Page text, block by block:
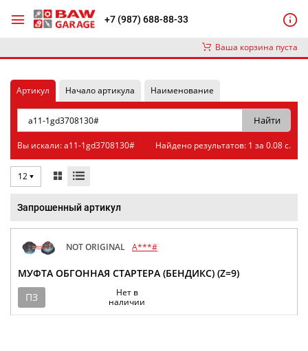
+7 (987) 688-88-33
Ваша корзина пуста
Артикул Начало артикула Наименование
Вы искали: a11-1gd3708130# Найдено результатов: 1 за 0.08 с.
12
Запрошенный артикул
NOT ORIGINAL A***#
МУФТА ОБГОННАЯ СТАРТЕРА (БЕНДИКС) (Z=9)
ПЗ
Нет в
наличии